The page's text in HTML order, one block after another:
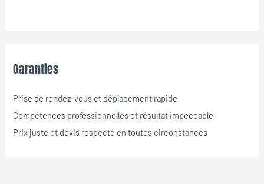
Garanties
Prise de rendez-vous et déplacement rapide
Compétences professionnelles et résultat impeccable
Prix juste et devis respecté en toutes circonstances